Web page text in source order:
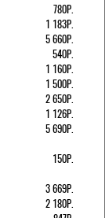
780Р.
1 183Р.
5 660Р.
540Р.
1 160Р.
1 500Р.
2 650Р.
1 126Р.
5 690Р.
150Р.
3 669Р.
2 180Р.